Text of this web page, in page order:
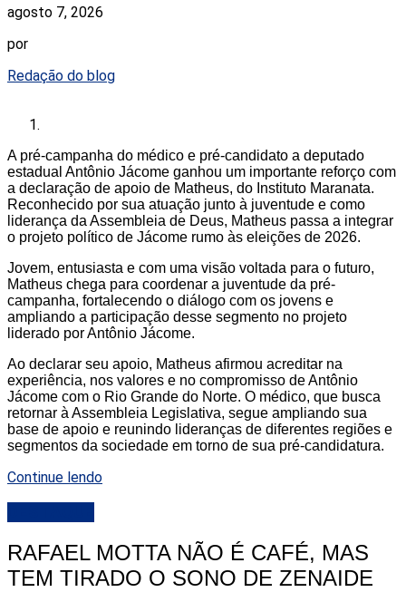
agosto 7, 2026
por
Redação do blog
A pré-campanha do médico e pré-candidato a deputado
estadual Antônio Jácome ganhou um importante reforço com
a declaração de apoio de Matheus, do Instituto Maranata.
Reconhecido por sua atuação junto à juventude e como
liderança da Assembleia de Deus, Matheus passa a integrar
o projeto político de Jácome rumo às eleições de 2026.
Jovem, entusiasta e com uma visão voltada para o futuro,
Matheus chega para coordenar a juventude da pré-
campanha, fortalecendo o diálogo com os jovens e
ampliando a participação desse segmento no projeto
liderado por Antônio Jácome.
Ao declarar seu apoio, Matheus afirmou acreditar na
experiência, nos valores e no compromisso de Antônio
Jácome com o Rio Grande do Norte. O médico, que busca
retornar à Assembleia Legislativa, segue ampliando sua
base de apoio e reunindo lideranças de diferentes regiões e
segmentos da sociedade em torno de sua pré-candidatura.
Continue lendo
RAFAEL MOTTA NÃO É CAFÉ, MAS
TEM TIRADO O SONO DE ZENAIDE